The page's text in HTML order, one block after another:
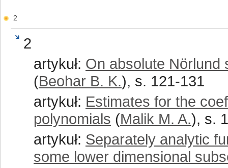
2
2
artykuł: On absolute Nörlund
(Beohar B. K.), s. 121-131
artykuł: Estimates for the
polynomials (Malik M. A.), s.
artykuł: Separately analytic
some lower dimensional